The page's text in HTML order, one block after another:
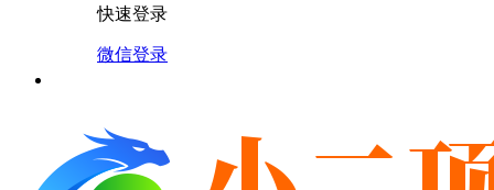
快速登录
微信登录